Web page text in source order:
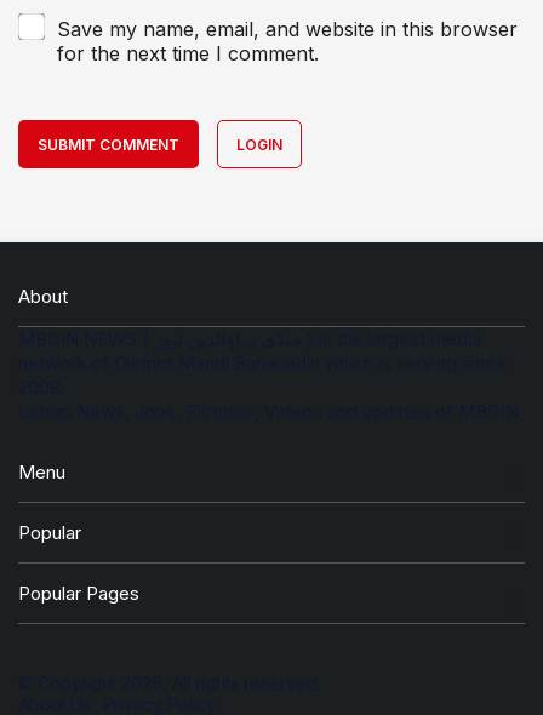
Save my name, email, and website in this browser
for the next time I comment.
SUBMIT COMMENT LOGIN
About
Menu
Popular
Popular Pages